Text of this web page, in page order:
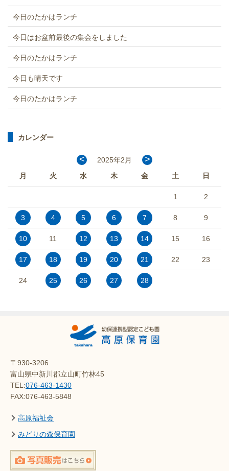
今日のたかはランチ
今日はお盆前最後の集会をしました
今日のたかはランチ
今日も晴天です
今日のたかはランチ
カレンダー
< 2025年2月 >
月 火 水 木 金 土 日
1 2
3 4 5 6 7 8 9
10 11 12 13 14 15 16
17 18 19 20 21 22 23
24 25 26 27 28
〒930-3206
富山県中新川郡立山町竹林45
TEL:076-463-1430
FAX:076-463-5848
高原福祉会
みどりの森保育園